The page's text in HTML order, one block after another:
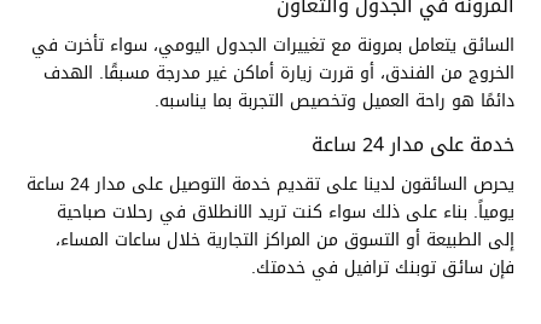
السائق يتعامل بمرونة مع تغييرات الجدول اليومي، سواء تأخرت في
الخروج من الفندق، أو قررت زيارة أماكن غير مدرجة مسبقًا. الهدف
دائمًا هو راحة العميل وتخصيص التجربة بما يناسبه.
خدمة على مدار 24 ساعة
يحرص السائقون لدينا على تقديم خدمة التوصيل على مدار 24 ساعة
يومياً. بناء على ذلك سواء كنت تريد الانطلاق في رحلات صباحية
إلى الطبيعة أو التسوق من المراكز التجارية خلال ساعات المساء،
فإن سائق توبنك ترافيل في خدمتك.